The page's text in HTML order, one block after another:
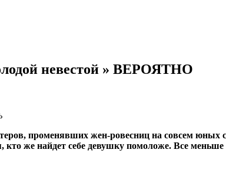
невестой » ВЕРОЯТНО
променявших жен-ровесниц на совсем юных
же найдет себе девушку помоложе. Все